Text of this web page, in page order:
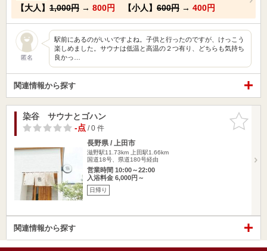
【大人】 1,000円 → 800円 【小人】 600円 → 400円
匿名
駅前にあるのがいいですよね。子供と行ったのですが、けっこう
楽しめました。サウナは低温と高温の２つ有り、どちらも気持ち
良かっ…
関連情報から探す
お気に入
りに追加
染谷 サウナとゴハン
-点/ 0 件
長野県 / 上田市
滋野駅11.73km
上田駅1.66km
国道18号、県道180号経由
営業時間 10:00～22:00
入浴料金 6,000円～
日帰り
関連情報から探す